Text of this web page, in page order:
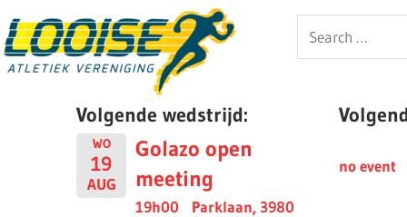
to
content
Looise
Search
for:
Volgende wedstrijd:
WO
19
AUG
Golazo open
meeting
19h00
Parklaan, 3980
no event